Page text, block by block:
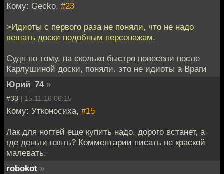
Кому: Gecko, #23
>Идиоты с первого раза не поняли, что не надо
вешать доски подобным персонажам.
Судя по тому, на сколько быстро повесели после
Карлушиной доски, поняли. это не идиоты а Враги
Юрий_74 »
#33 | 15.11.16 06:15
Кому: Утконосиха, #15
Лак для ногтей еще купить надо, дорого встанет, а
где деньги взять? Комментарии писать не краской
малевать.
robokot »